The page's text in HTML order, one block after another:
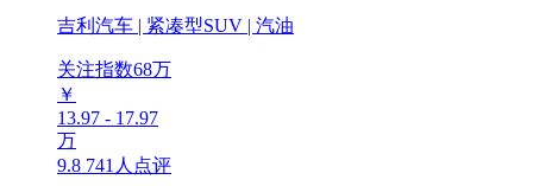
吉利汽车 | 紧凑型SUV | 汽油
关注指数68万
￥
13.97 - 17.97
万
9.8 741人点评